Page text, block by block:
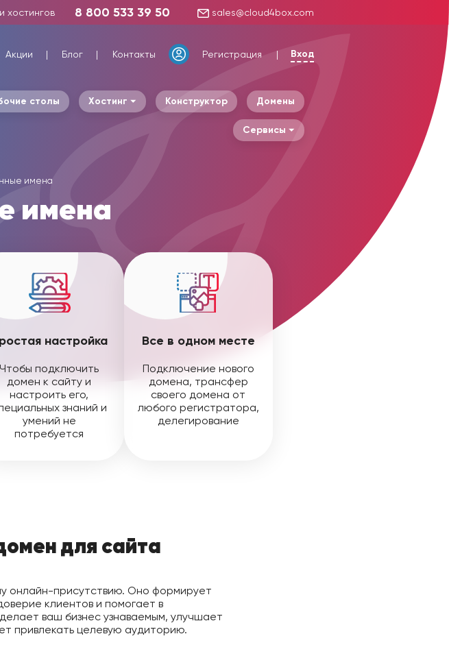
хостингов 8 800 533 39 50 sales@cloud4box.com
Акции Блог Контакты Регистрация Вход
столы Хостинг Конструктор Домены
Сервисы
имена
имена
настройка
Чтобы подключить
домен к сайту и
настроить его,
знаний и
умений не
потребуется
Все в одном месте
Подключение нового
домена, трансфер
своего домена от
любого регистратора,
делегирование
для сайта
онлайн-присутствию. Оно формирует
клиентов и помогает в
ваш бизнес узнаваемым, улучшает
привлекать целевую аудиторию.